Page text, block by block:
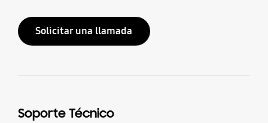
Solicitar una llamada
Soporte Técnico